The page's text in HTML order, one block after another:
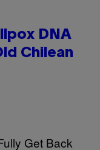
DNA
Chilean